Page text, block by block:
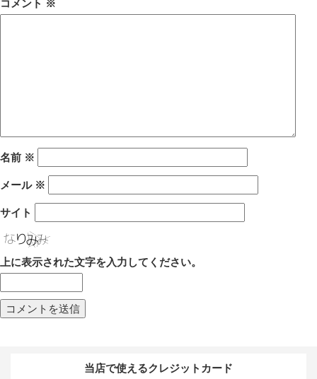
コメント ※
名前 ※
メール ※
サイト
上に表示された文字を入力してください。
当店で使えるクレジットカード